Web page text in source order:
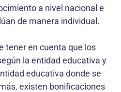
a nivel nacional e
de manera individual.
tener en cuenta que los
la entidad educativa y
educativa donde se
existen bonificaciones